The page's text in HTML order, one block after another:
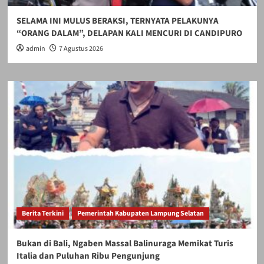
SELAMA INI MULUS BERAKSI, TERNYATA PELAKUNYA
“ORANG DALAM”, DELAPAN KALI MENCURI DI CANDIPURO
admin 7 Agustus 2026
Berita Terkini Pemerintah Kabupaten Lampung Selatan
Bukan di Bali, Ngaben Massal Balinuraga Memikat Turis
Italia dan Puluhan Ribu Pengunjung